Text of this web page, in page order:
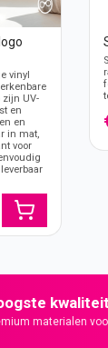
vinyl
zijn UV-
en
en
in mat,
voor
kwaliteit
materialen